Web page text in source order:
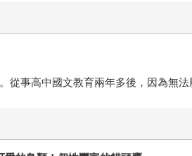
從事高中國文教育兩年多後，因為無